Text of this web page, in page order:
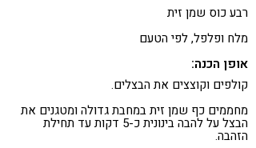
רבע כוס שמן זית
מלח ופלפל, לפי הטעם
אופן הכנה:
קולפים וקוצצים את הבצלים.
מחממים כף שמן זית במחבת גדולה ומטגנים את
הבצל על להבה בינונית כ-5 דקות עד תחילת
הזהבה.